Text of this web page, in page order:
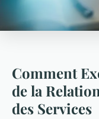
Comment
de la
des Services